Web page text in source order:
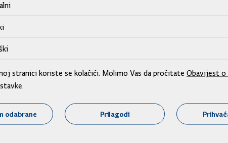
17 posto dionica Ine.
stranici koriste se kolačići. Molimo Vas da pročitate Obavijest o
odabrane Prilagodi